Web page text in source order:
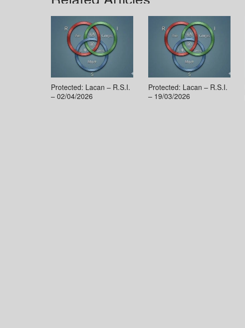
Protected: Lacan – R.S.I.
– 02/04/2026
Protected: Lacan – R.S.I.
– 19/03/2026